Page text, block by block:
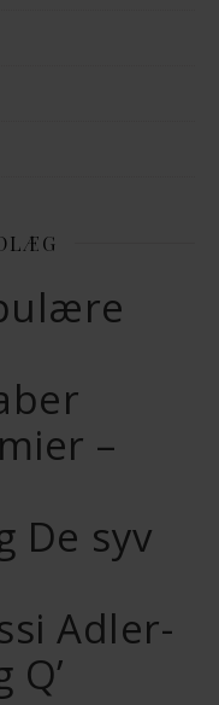
–
De syv
Adler-